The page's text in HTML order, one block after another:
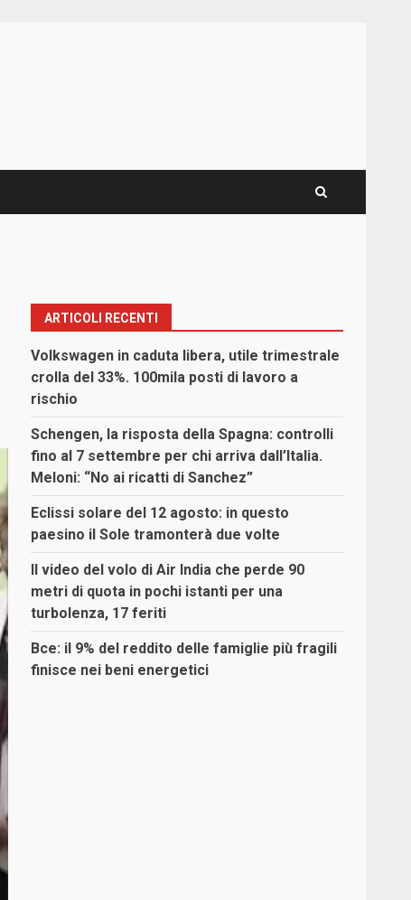
ARTICOLI RECENTI
Volkswagen in caduta libera, utile trimestrale
crolla del 33%. 100mila posti di lavoro a
rischio
Schengen, la risposta della Spagna: controlli
fino al 7 settembre per chi arriva dall’Italia.
Meloni: “No ai ricatti di Sanchez”
Eclissi solare del 12 agosto: in questo
paesino il Sole tramonterà due volte
Il video del volo di Air India che perde 90
metri di quota in pochi istanti per una
turbolenza, 17 feriti
Bce: il 9% del reddito delle famiglie più fragili
finisce nei beni energetici